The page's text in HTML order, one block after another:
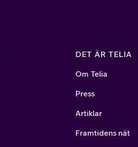
DET ÄR TELIA
Om Telia
Press
Artiklar
Framtidens nät